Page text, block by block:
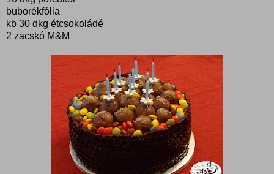
buborékfólia
kb 30 dkg étcsokoládé
2 zacskó M&M